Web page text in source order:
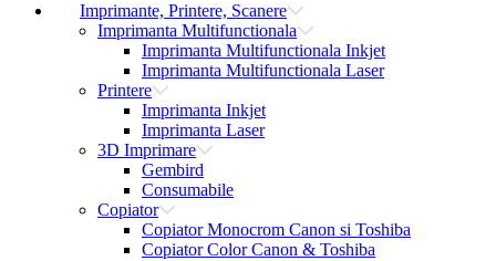
Imprimante, Printere, Scanere
Imprimanta Multifunctionala
Imprimanta Multifunctionala Inkjet
Imprimanta Multifunctionala Laser
Printere
Imprimanta Inkjet
Imprimanta Laser
3D Imprimare
Gembird
Consumabile
Copiator
Copiator Monocrom Canon si Toshiba
Copiator Color Canon & Toshiba